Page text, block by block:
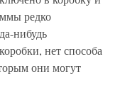
редко
нибудь
нет способа
они могут